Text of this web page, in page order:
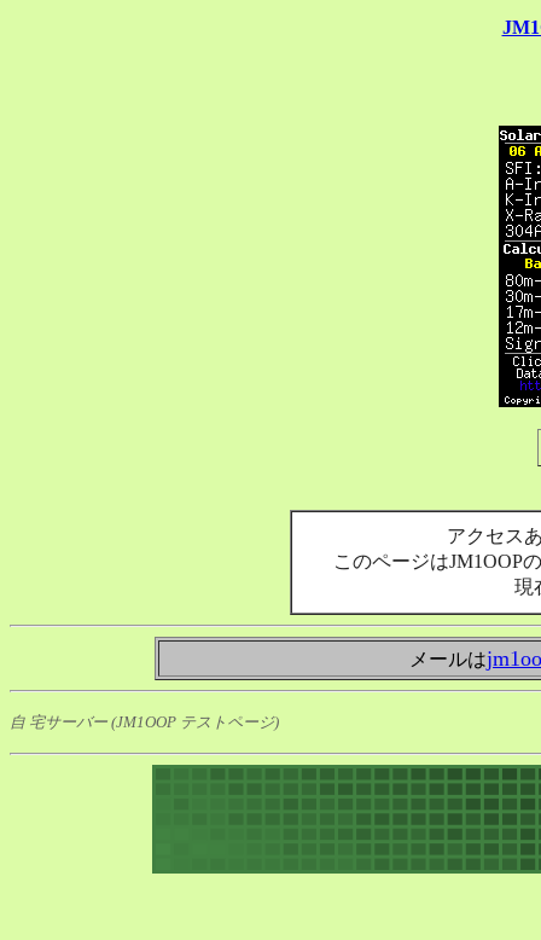
アクセス
このページはJM1OOP
現
メールは
自 宅サーバー (JM1OOP テストページ)